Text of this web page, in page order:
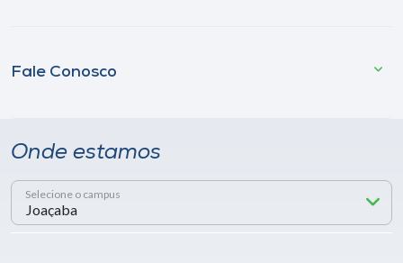
Fale Conosco
Onde estamos
Selecione o campus